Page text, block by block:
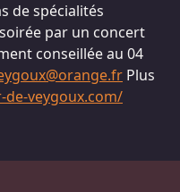
de spécialités
par un concert
conseillée au 04
Plus
veygoux.com/